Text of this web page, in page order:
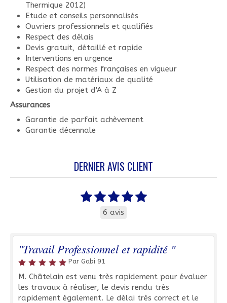
Thermique 2012)
Etude et conseils personnalisés
Ouvriers professionnels et qualifiés
Respect des délais
Devis gratuit, détaillé et rapide
Interventions en urgence
Respect des normes françaises en vigueur
Utilisation de matériaux de qualité
Gestion du projet d'A à Z
Assurances
Garantie de parfait achèvement
Garantie décennale
DERNIER AVIS CLIENT
6 avis
"Travail Professionnel et rapidité "
Par Gabi 91
M. Châtelain est venu très rapidement pour évaluer
les travaux à réaliser, le devis rendu très
rapidement également. Le délai très correct et le